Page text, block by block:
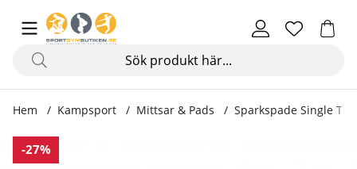
Hem Kampsport Mittsar & Pads Sparkspade Single
-27%
Produktbilder Sparkspade Single Target, black